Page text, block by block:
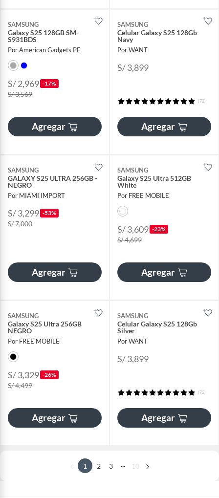
SAMSUNG
Galaxy S25 128GB SM-
S931BDS
Por American Gadgets PE
S/ 2,969 -17%
S/ 3,569
Agregar
SAMSUNG
Celular Galaxy S25 128Gb
Navy
Por WANT
S/ 3,899
(72)
Agregar
SAMSUNG
GALAXY S25 ULTRA 256GB -
NEGRO
Por MIAMI IMPORT
S/ 3,299 -53%
S/ 7,000
Agregar
SAMSUNG
Galaxy S25 Ultra 512GB
White
Por FREE MOBILE
S/ 3,609 -23%
S/ 4,699
Agregar
SAMSUNG
Galaxy S25 Ultra 256GB
NEGRO
Por FREE MOBILE
S/ 3,329 -26%
S/ 4,499
Agregar
SAMSUNG
Celular Galaxy S25 128Gb
Silver
Por WANT
S/ 3,899
(72)
Agregar
1 2 3 ... 10